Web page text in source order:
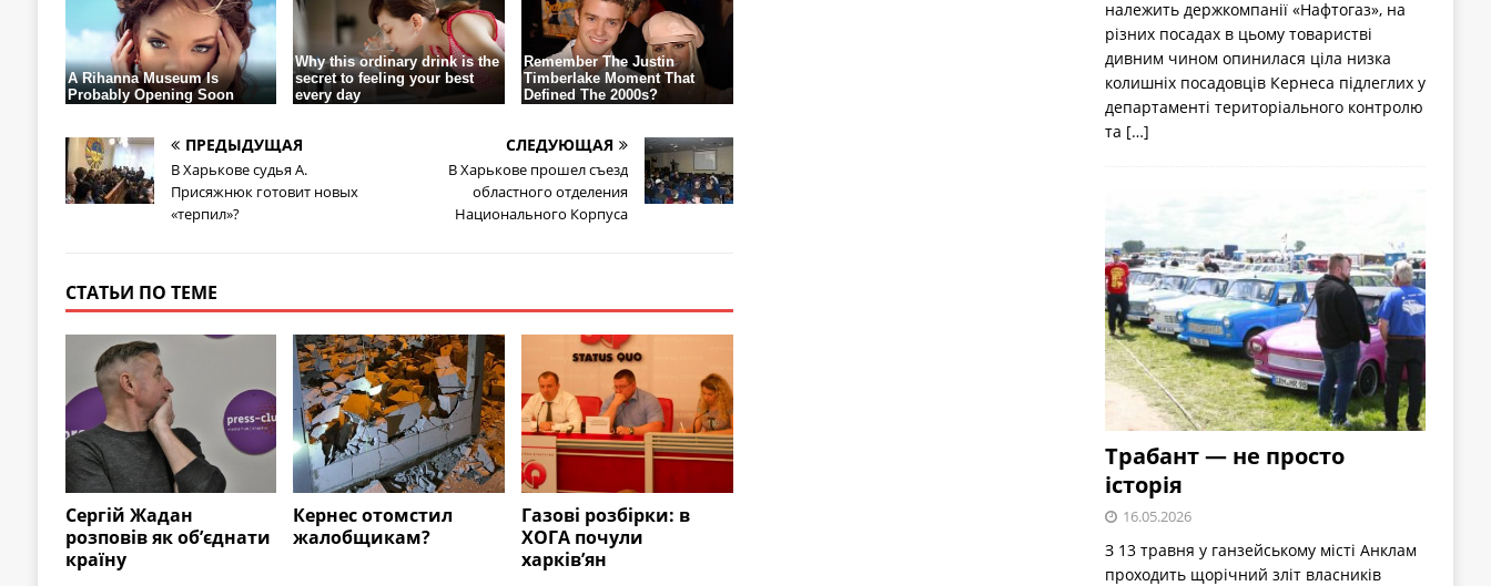
ПРЕДЫДУЩАЯ
В Харькове судья А.
Присяжнюк готовит новых
«терпил»?
СЛЕДУЮЩАЯ
В Харькове прошел съезд
областного отделения
Национального Корпуса
СТАТЬИ ПО ТЕМЕ
Сергій Жадан
розповів як об’єднати
країну
Кернес отомстил
жалобщикам?
Газові розбірки: в
ХОГА почули
харків’ян
належить держкомпанії «Нафтогаз», на
різних посадах в цьому товаристві
дивним чином опинилася ціла низка
колишніх посадовців Кернеса підлеглих у
департаменті територіального контролю
та […]
Трабант — не просто
історія
16.05.2026
З 13 травня у ганзейському місті Анклам
проходить щорічний зліт власників